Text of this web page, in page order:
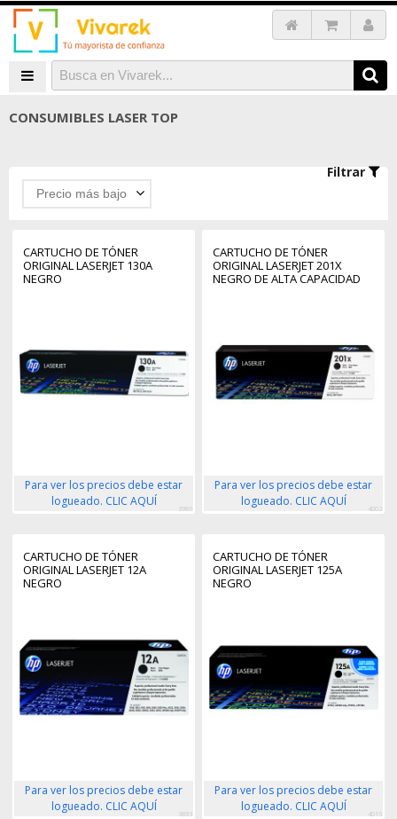
CONSUMIBLES LASER TOP
Filtrar
Precio más bajo
CARTUCHO DE TÓNER
ORIGINAL LASERJET 130A
NEGRO
Para ver los precios debe estar
logueado. CLIC AQUÍ
3986
CARTUCHO DE TÓNER
ORIGINAL LASERJET 201X
NEGRO DE ALTA CAPACIDAD
Para ver los precios debe estar
logueado. CLIC AQUÍ
4002
CARTUCHO DE TÓNER
ORIGINAL LASERJET 12A
NEGRO
Para ver los precios debe estar
logueado. CLIC AQUÍ
3893
CARTUCHO DE TÓNER
ORIGINAL LASERJET 125A
NEGRO
Para ver los precios debe estar
logueado. CLIC AQUÍ
4016